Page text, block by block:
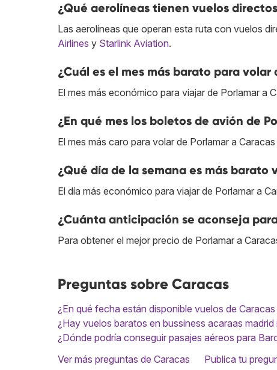
¿Qué aerolíneas tienen vuelos
Las aerolíneas que operan esta ruta con vuelos
Airlines y Starlink Aviation.
¿Cuál es el mes más barato para volar
El mes más económico para viajar de Porlamar a
¿En qué mes los boletos de avión de
El mes más caro para volar de Porlamar a
¿Qué día de la semana es más barato
El día más económico para viajar de Porlamar a
¿Cuánta anticipación se aconseja
Para obtener el mejor precio de Porlamar a
Preguntas sobre Caracas
¿En qué fecha están disponible vuelos de
¿Hay vuelos baratos en bussiness acaraas madrid
¿Dónde podría conseguir pasajes aéreos para
Ver más preguntas de Caracas
Publica tu